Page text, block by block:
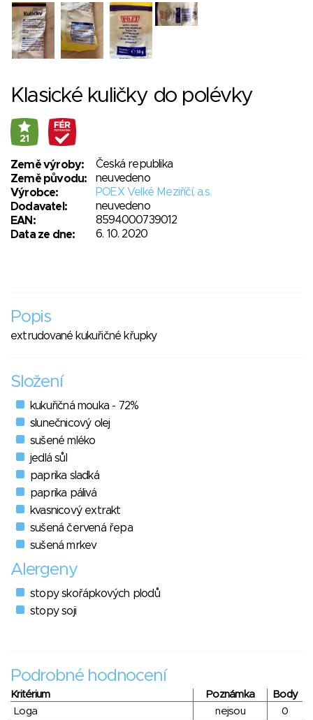
Klasické kuličky do polévky
21
Země výroby:
Česká republika
Země původu:
neuvedeno
Výrobce:
POEX Velké Meziříčí, a.s.
Dodavatel:
neuvedeno
EAN:
8594000739012
Data ze dne:
6. 10. 2020
Popis
extrudované kukuřičné křupky
Složení
kukuřičná mouka - 72%
slunečnicový olej
sušené mléko
jedlá sůl
paprika sladká
paprika pálivá
kvasnicový extrakt
sušená červená řepa
sušená mrkev
Alergeny
stopy skořápkových plodů
stopy soji
Podrobné hodnocení
Kritérium Poznámka
Body
Loga
nejsou 0